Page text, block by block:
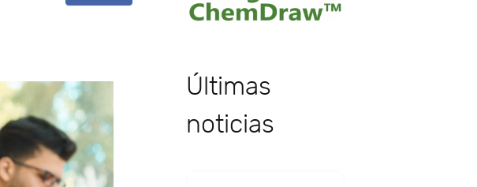
Últimas
noticias